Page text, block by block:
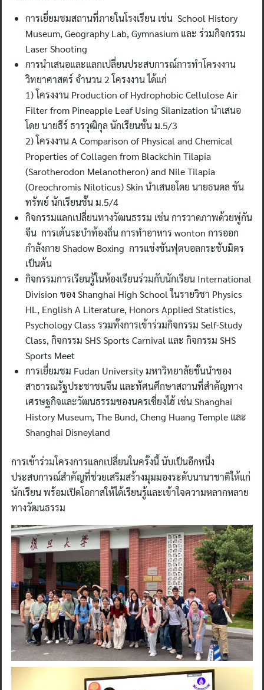
การเยี่ยมชมสถานที่ภายในโรงเรียน เช่น School History
Museum, Geography Lab, Gymnasium และ ร่วมกิจกรรม
Laser Shooting
การนำเสนอและแลกเปลี่ยนประสบการณ์การทำโครงงาน
วิทยาศาสตร์ จำนวน 2 โครงงาน ได้แก่
1) โครงงาน Production of Hydrophobic Cellulose Air
Filter from Pineapple Leaf Using Silanization นำเสนอ
โดย นายธีร์ ธารวุฒิกุล นักเรียนชั้น ม.5/3
2) โครงงาน A Comparison of Physical and Chemical
Properties of Collagen from Blackchin Tilapia
(Sarotherodon Melanotheron) and Nile Tilapia
(Oreochromis Niloticus) Skin นำเสนอโดย นายธนดล ขัน
ทรัพย์ นักเรียนชั้น ม.5/4
กิจกรรมแลกเปลี่ยนทางวัฒนธรรม เช่น การวาดภาพด้วยพู่กัน
จีน การเต้นระบำท้องถิ่น การทำอาหาร wonton การออก
กำลังกาย Shadow Boxing การแข่งขันฟุตบอลกระชับมิตร
เป็นต้น
กิจกรรมการเรียนรู้ในห้องเรียนร่วมกับนักเรียน International
Division ของ Shanghai High School ในรายวิชา Physics
HL, English A Literature, Honors Applied Statistics,
Psychology Class รวมทั้งการเข้าร่วมกิจกรรม Self-Study
Class, กิจกรรม SHS Sports Carnival และ กิจกรรม SHS
Sports Meet
การเยี่ยมชม Fudan University มหาวิทยาลัยชั้นนำของ
สาธารณรัฐประชาชนจีน และทัศนศึกษาสถานที่สำคัญทาง
เศรษฐกิจและวัฒนธรรมของนครเซี่ยงไฮ้ เช่น Shanghai
History Museum, The Bund, Cheng Huang Temple และ
Shanghai Disneyland
การเข้าร่วมโครงการแลกเปลี่ยนในครั้งนี้ นับเป็นอีกหนึ่ง
ประสบการณ์สำคัญที่ช่วยเสริมสร้างมุมมองระดับนานาชาติให้แก่
นักเรียน พร้อมเปิดโอกาสให้ได้เรียนรู้และเข้าใจความหลากหลาย
ทางวัฒนธรรม